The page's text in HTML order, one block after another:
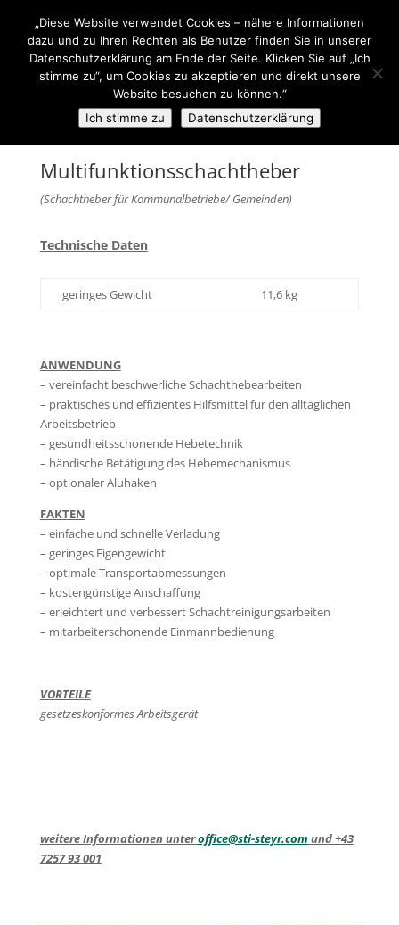
Multifunktionsschachtheber
(Schachtheber für Kommunalbetriebe/ Gemeinden)
Technische Daten
geringes Gewicht 11,6 kg
ANWENDUNG
– vereinfacht beschwerliche Schachthebearbeiten
– praktisches und effizientes Hilfsmittel für den alltäglichen
Arbeitsbetrieb
– gesundheitsschonende Hebetechnik
– händische Betätigung des Hebemechanismus
– optionaler Aluhaken
FAKTEN
– einfache und schnelle Verladung
– geringes Eigengewicht
– optimale Transportabmessungen
– kostengünstige Anschaffung
– erleichtert und verbessert Schachtreinigungsarbeiten
– mitarbeiterschonende Einmannbedienung
VORTEILE
gesetzeskonformes Arbeitsgerät
weitere Informationen unteroffice@sti-steyr.com und +43
7257 93 001
„Diese Website verwendet Cookies – nähere Informationen
dazu und zu Ihren Rechten als Benutzer finden Sie in unserer
Datenschutzerklärung am Ende der Seite. Klicken Sie auf „Ich
stimme zu“, um Cookies zu akzeptieren und direkt unsere
Website besuchen zu können.“
Ich stimme zu
Datenschutzerklärung